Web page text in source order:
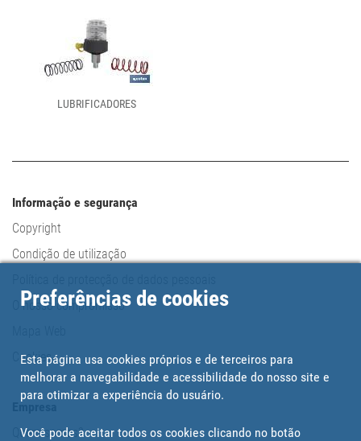
LUBRIFICADORES
Informação e segurança
Copyright
Condição de utilização
O nosso compromisso
Cookies
Empresa
Quem somos?
Preferências de cookies
Esta página usa cookies próprios e de terceiros para
melhorar a navegabilidade e acessibilidade do nosso site e
para otimizar a experiência do usuário.
Você pode aceitar todos os cookies clicando no botão